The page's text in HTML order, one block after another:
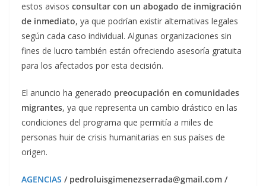
estos avisos consultar con un abogado de inmigración
de inmediato, ya que podrían existir alternativas legales
según cada caso individual. Algunas organizaciones sin
fines de lucro también están ofreciendo asesoría gratuita
para los afectados por esta decisión.
El anuncio ha generado preocupación en comunidades
migrantes, ya que representa un cambio drástico en las
condiciones del programa que permitía a miles de
personas huir de crisis humanitarias en sus países de
origen.
AGENCIAS / pedroluisgimenezserrada@gmail.com /